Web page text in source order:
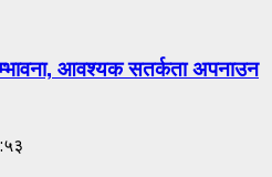
आवश्यक सतर्कता अपनाउन